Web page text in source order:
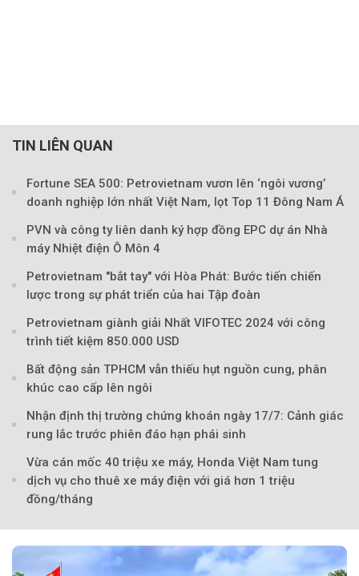
Theo
TIN LIÊN QUAN
Fortune SEA 500: Petrovietnam vươn lên ‘ngôi vương’
doanh nghiệp lớn nhất Việt Nam, lọt Top 11 Đông Nam Á
PVN và công ty liên danh ký hợp đồng EPC dự án Nhà
máy Nhiệt điện Ô Môn 4
Petrovietnam "bắt tay" với Hòa Phát: Bước tiến chiến
lược trong sự phát triển của hai Tập đoàn
Petrovietnam giành giải Nhất VIFOTEC 2024 với công
trình tiết kiệm 850.000 USD
Bất động sản TPHCM vẫn thiếu hụt nguồn cung, phân
khúc cao cấp lên ngôi
Nhận định thị trường chứng khoán ngày 17/7: Cảnh giác
rung lắc trước phiên đáo hạn phái sinh
Vừa cán mốc 40 triệu xe máy, Honda Việt Nam tung
dịch vụ cho thuê xe máy điện với giá hơn 1 triệu
đồng/tháng